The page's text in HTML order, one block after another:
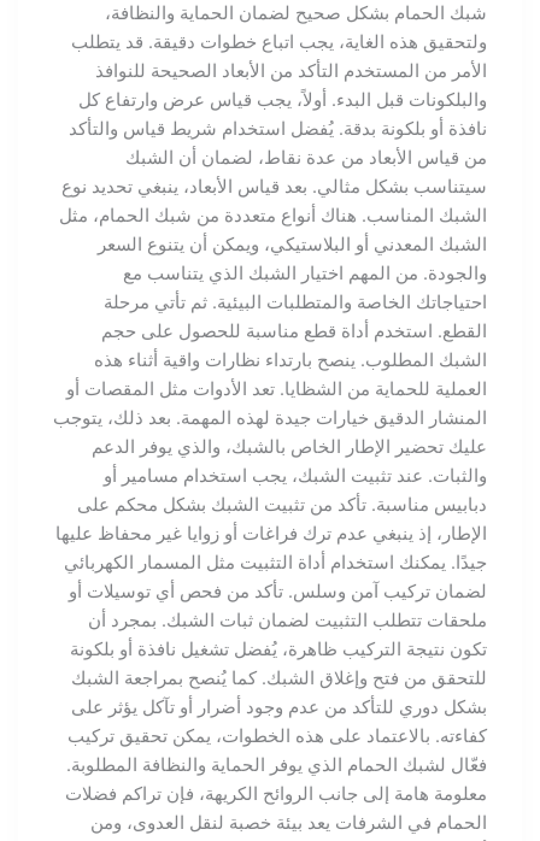
شبك الحمام بشكل صحيح لضمان الحماية والنظافة،
ولتحقيق هذه الغاية، يجب اتباع خطوات دقيقة. قد يتطلب
الأمر من المستخدم التأكد من الأبعاد الصحيحة للنوافذ
والبلكونات قبل البدء. أولاً، يجب قياس عرض وارتفاع كل
نافذة أو بلكونة بدقة. يُفضل استخدام شريط قياس والتأكد
من قياس الأبعاد من عدة نقاط، لضمان أن الشبك
سيتناسب بشكل مثالي. بعد قياس الأبعاد، ينبغي تحديد نوع
الشبك المناسب. هناك أنواع متعددة من شبك الحمام، مثل
الشبك المعدني أو البلاستيكي، ويمكن أن يتنوع السعر
والجودة. من المهم اختيار الشبك الذي يتناسب مع
احتياجاتك الخاصة والمتطلبات البيئية. ثم تأتي مرحلة
القطع. استخدم أداة قطع مناسبة للحصول على حجم
الشبك المطلوب. ينصح بارتداء نظارات واقية أثناء هذه
العملية للحماية من الشظايا. تعد الأدوات مثل المقصات أو
المنشار الدقيق خيارات جيدة لهذه المهمة. بعد ذلك، يتوجب
عليك تحضير الإطار الخاص بالشبك، والذي يوفر الدعم
والثبات. عند تثبيت الشبك، يجب استخدام مسامير أو
دبابيس مناسبة. تأكد من تثبيت الشبك بشكل محكم على
الإطار، إذ ينبغي عدم ترك فراغات أو زوايا غير محفاظ عليها
جيدًا. يمكنك استخدام أداة التثبيت مثل المسمار الكهربائي
لضمان تركيب آمن وسلس. تأكد من فحص أي توسيلات أو
ملحقات تتطلب التثبيت لضمان ثبات الشبك. بمجرد أن
تكون نتيجة التركيب ظاهرة، يُفضل تشغيل نافذة أو بلكونة
للتحقق من فتح وإغلاق الشبك. كما يُنصح بمراجعة الشبك
بشكل دوري للتأكد من عدم وجود أضرار أو تآكل يؤثر على
كفاءته. بالاعتماد على هذه الخطوات، يمكن تحقيق تركيب
فعّال لشبك الحمام الذي يوفر الحماية والنظافة المطلوبة.
معلومة هامة إلى جانب الروائح الكريهة، فإن تراكم فضلات
الحمام في الشرفات يعد بيئة خصبة لنقل العدوى، ومن